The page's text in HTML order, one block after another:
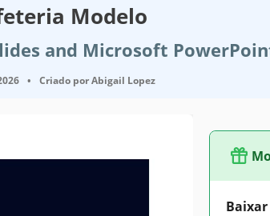
Modelo
and Microsoft
• Criado porAbigail Lopez